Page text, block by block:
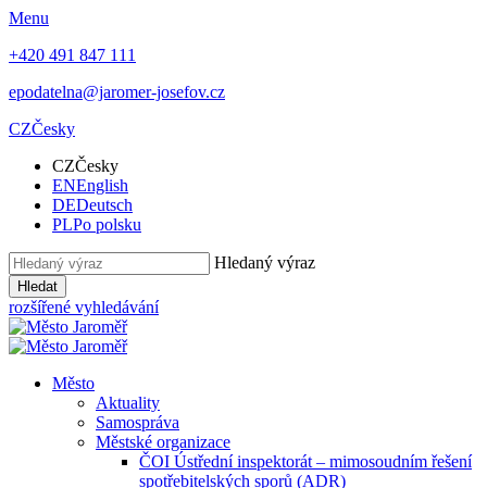
Menu
+420 491 847 111
epodatelna@jaromer-josefov.cz
CZČesky
CZČesky
ENEnglish
DEDeutsch
PLPo polsku
Hledaný výraz
Hledat
rozšířené vyhledávání
Město
Aktuality
Samospráva
Městské organizace
ČOI Ústřední inspektorát – mimosoudním řešení
spotřebitelských sporů (ADR)